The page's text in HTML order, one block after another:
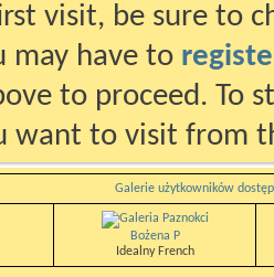
visit, be sure to
may have to
to proceed. To
want to visit from
Galerie użytkowników
Bożena P
Idealny French